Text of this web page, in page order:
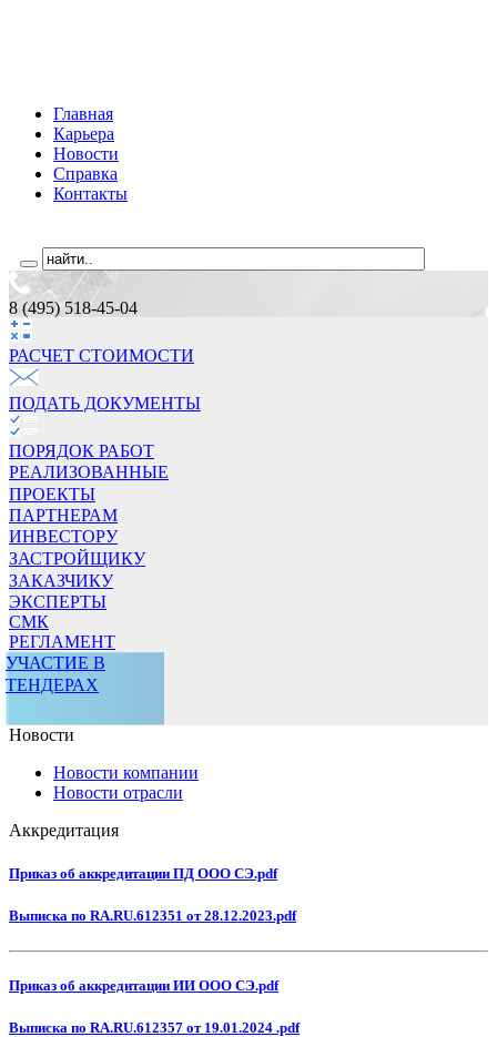
Главная
Карьера
Новости
Справка
Контакты
8 (495) 518-45-04
РАСЧЕТ СТОИМОCТИ
ПОДАТЬ ДОКУМЕНТЫ
ПОРЯДОК РАБОТ
РЕАЛИЗОВАННЫЕ
ПРОЕКТЫ
ПАРТНЕРАМ
ИНВЕСТОРУ
ЗАСТРОЙЩИКУ
ЗАКАЗЧИКУ
ЭКСПЕРТЫ
СМК
РЕГЛАМЕНТ
УЧАСТИЕ В
ТЕНДЕРАХ
Новости
Новости компании
Новости отрасли
Аккредитация
Приказ об аккредитации ПД ООО СЭ.pdf
Выписка по RA.RU.612351 от 28.12.2023.pdf
Приказ об аккредитации ИИ ООО СЭ.pdf
Выписка по RA.RU.612357 от 19.01.2024 .pdf